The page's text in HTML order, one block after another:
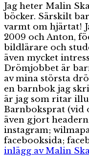
Jag heter Malin
böcker. Särskilt
varmt om hjärtat!
2009 och Anton,
bildlärare och
även mycket
Drömjobbet är
av mina största
en barnbok jag
är jag som ritar
Barnboksprat (vid
även gjort
instagram;
facebooksida;
inlägg av Malin